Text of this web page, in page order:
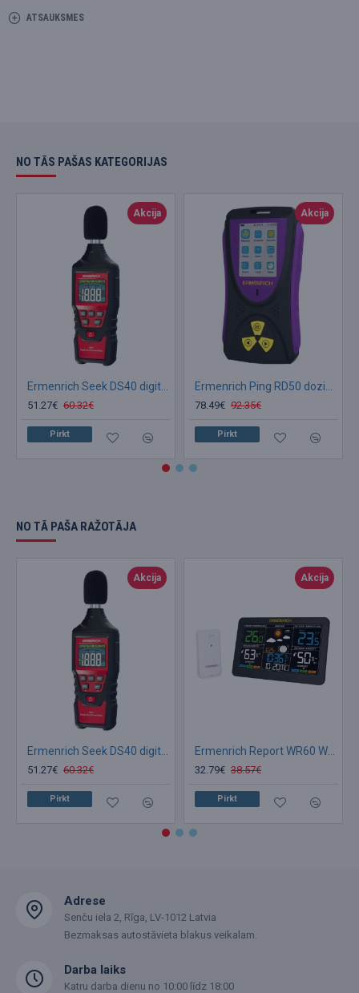
ATSAUKSMES
NO TĀS PAŠAS KATEGORIJAS
Akcija
51.27€ 60.32€
Pirkt
Akcija
78.49€ 92.35€
Pirkt
NO TĀ PAŠA RAŽOTĀJA
Akcija
51.27€ 60.32€
Pirkt
Akcija
32.79€ 38.57€
Pirkt
Adrese
Senču iela 2, Rīga, LV-1012 Latvia
Bezmaksas autostāvieta blakus veikalam.
Darba laiks
Katru darba dienu no 10:00 līdz 18:00